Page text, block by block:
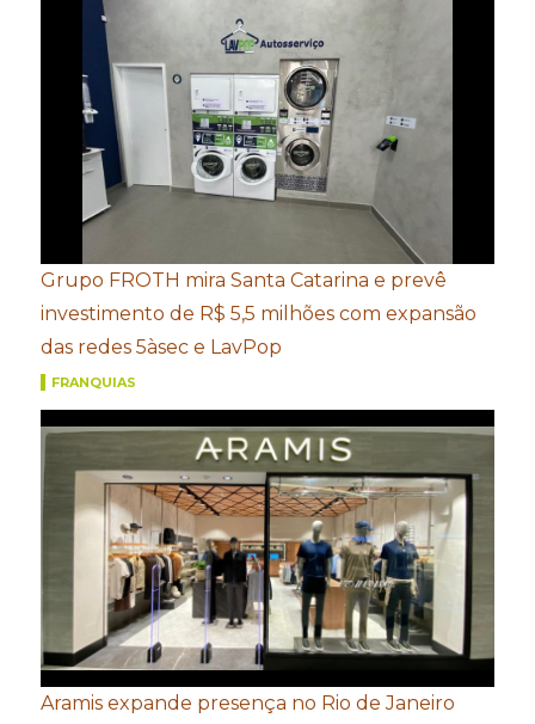
Grupo FROTH mira Santa Catarina e prevê
investimento de R$ 5,5 milhões com expansão
das redes 5àsec e LavPop
FRANQUIAS
Aramis expande presença no Rio de Janeiro